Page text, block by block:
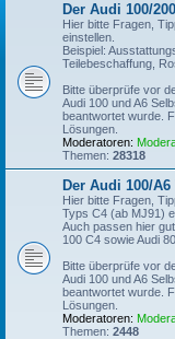
Der Audi 100/
Hier bitte Fragen,
einstellen.
Beispiel:
Teilebeschaffung,
Bitte überprüfe vor
Audi 100 und A6
beantwortet wurde.
Lösungen.
Moderatoren:
Themen: 28318
Der Audi 100/
Hier bitte Fragen,
Typs C4 (ab MJ91)
Auch passen hier
100 C4 sowie Audi
Bitte überprüfe vor
Audi 100 und A6
beantwortet wurde.
Lösungen.
Moderatoren:
Themen: 2448